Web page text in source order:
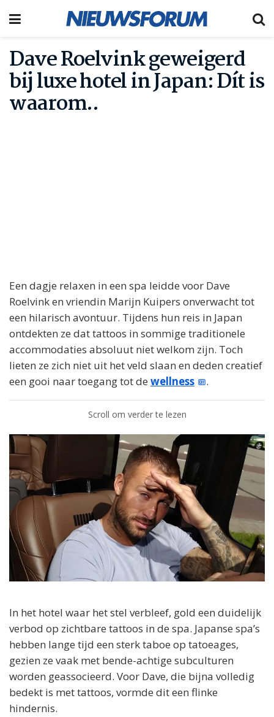
Dave Roelvink geweigerd
bij luxe hotel in Japan: Dít is
waarom..
Een dagje relaxen in een spa leidde voor Dave
Roelvink en vriendin Marijn Kuipers onverwacht tot
een hilarisch avontuur. Tijdens hun reis in Japan
ontdekten ze dat tattoos in sommige traditionele
accommodaties absoluut niet welkom zijn. Toch
lieten ze zich niet uit het veld slaan en deden creatief
een gooi naar toegang tot de wellness .
Scroll om verder te lezen
In het hotel waar het stel verbleef, gold een duidelijk
verbod op zichtbare tattoos in de spa. Japanse spa’s
hebben lange tijd een sterk taboe op tatoeages,
gezien ze vaak met bende-achtige subculturen
worden geassocieerd. Voor Dave, die bijna volledig
bedekt is met tattoos, vormde dit een flinke
hindernis.